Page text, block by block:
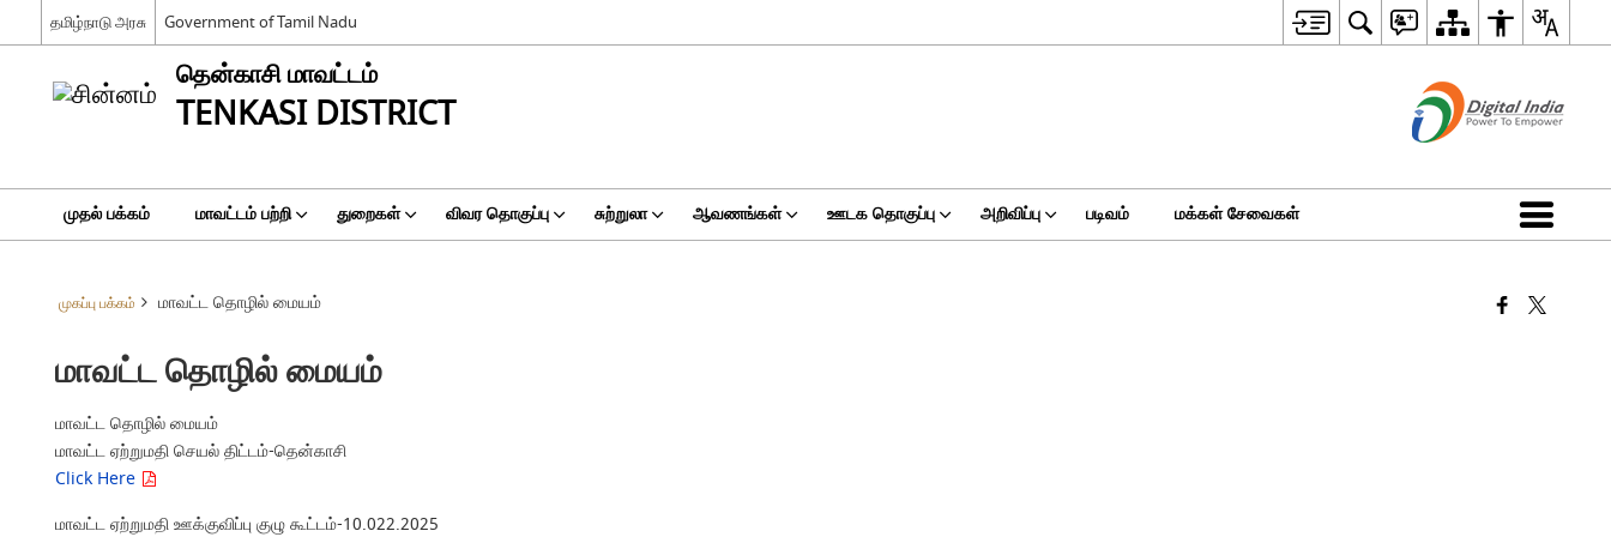
தமிழ்நாடு அரசு Government of Tamil Nadu
தென்காசி மாவட்டம்
TENKASI DISTRICT
முதல் பக்கம் மாவட்டம் பற்றி துறைகள் விவர தொகுப்பு சுற்றுலா ஆவணங்கள் ஊடக தொகுப்பு அறிவிப்பு படிவம் மக்கள் சேவைகள்
முகப்பு பக்கம் மாவட்ட தொழில் மையம்
மாவட்ட தொழில் மையம்
மாவட்ட தொழில் மையம்
மாவட்ட ஏற்றுமதி செயல் திட்டம்-தென்காசி
Click Here
மாவட்ட ஏற்றுமதி ஊக்குவிப்பு குழு கூட்டம்-10.022.2025